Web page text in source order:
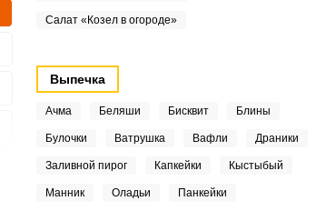
Салат «Козел в огороде»
Выпечка
Ачма Беляши Бисквит Блины
Булочки Ватрушка Вафли Драники
Заливной пирог Капкейки Кыстыбый
Манник Оладьи Панкейки